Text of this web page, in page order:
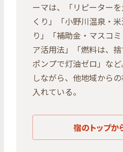
ーマは、「リピーター
くり」「小野川温泉・
り」「補助金・マスコ
ア活用法」「燃料は、
ポンプで灯油ゼロ」な
しながら、他地域から
入れている。
宿のトップか